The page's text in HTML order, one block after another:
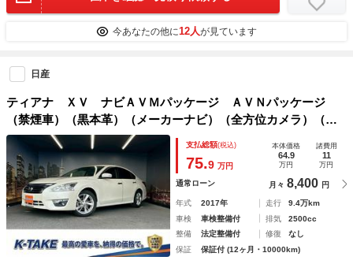
今あなたの他に12人が見ています
日産
ティアナ ＸＶ ナビＡＶＭパッケージ ＡＶＮパッケージ
（禁煙車）（黒本革）（メーカーナビ）（全方位カメラ）（ク
ルーズコントロール）（クリアランスソナー）（パワーシー
ト）（シートメモリ）（Ｂｌｕｅｔｏｏｔｈ接続）（純正１７
インチＡＷ）
支払総額(税込)
75.9 万円
本体価格
64.9
万円
諸費用
11
万円
通常ローン 月々 8,400 円
年式 2017年 走行
9.4万km
車検
車検整備付 排気
2500cc
整備
法定整備付 修復
なし
保証
保証付 (12ヶ月・10000km)